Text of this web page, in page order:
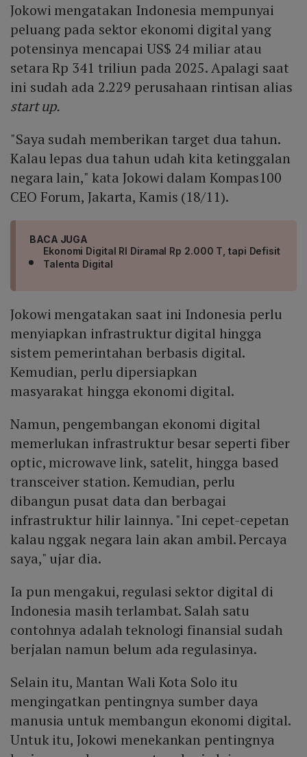
Jokowi mengatakan Indonesia mempunyai
peluang pada sektor ekonomi digital yang
potensinya mencapai US$ 24 miliar atau
setara Rp 341 triliun pada 2025. Apalagi saat
ini sudah ada 2.229 perusahaan rintisan alias
start up.
"Saya sudah memberikan target dua tahun.
Kalau lepas dua tahun udah kita ketinggalan
negara lain," kata Jokowi dalam Kompas100
CEO Forum, Jakarta, Kamis (18/11).
BACA JUGA
Ekonomi Digital RI Diramal Rp 2.000 T, tapi Defisit
Talenta Digital
Jokowi mengatakan saat ini Indonesia perlu
menyiapkan infrastruktur digital hingga
sistem pemerintahan berbasis digital.
Kemudian, perlu dipersiapkan
masyarakat hingga ekonomi digital.
Namun, pengembangan ekonomi digital
memerlukan infrastruktur besar seperti fiber
optic, microwave link, satelit, hingga based
transceiver station. Kemudian, perlu
dibangun pusat data dan berbagai
infrastruktur hilir lainnya. "Ini cepet-cepetan
kalau nggak negara lain akan ambil. Percaya
saya," ujar dia.
Ia pun mengakui, regulasi sektor digital di
Indonesia masih terlambat. Salah satu
contohnya adalah teknologi finansial sudah
berjalan namun belum ada regulasinya.
Selain itu, Mantan Wali Kota Solo itu
mengingatkan pentingnya sumber daya
manusia untuk membangun ekonomi digital.
Untuk itu, Jokowi menekankan pentingnya